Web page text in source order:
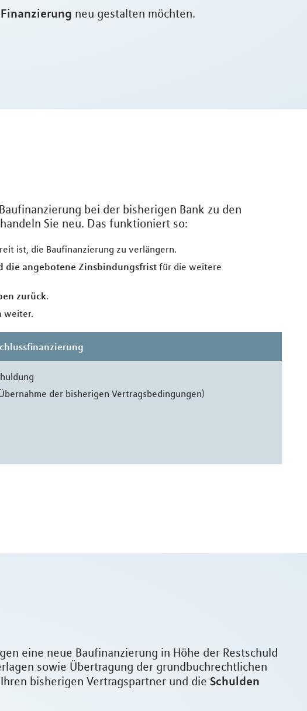
neu gestalten möchten.
bei der bisherigen Bank zu den
Sie neu. Das funktioniert so:
ist, die Baufinanzierung zu verlängern.
die angebotene Zinsbindungsfrist für die weitere
zurück.
weiter.
der bisherigen Vertragsbedingungen)
eine neue Baufinanzierung in Höhe der Restschuld
sowie Übertragung der grundbuchrechtlichen
bisherigen Vertragspartner und die Schulden